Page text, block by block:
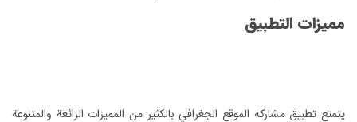
مميزات التطبيق
يتمتع تطبيق مشاركه الموقع الجغرافي بالكثير من المميزات الرائعة والمتنوعة